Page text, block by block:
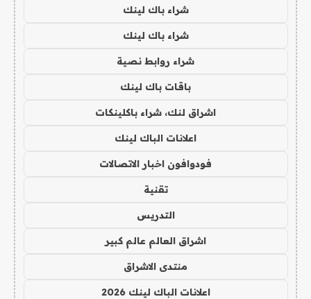
شراء باك لينك
شراء باك لينك
شراء روابط نصية
باقات باك لينك
اشراق لنك، شراء باكلينكات
اعلانات الباك لينك
فودوافون اخبار الاتصالات
تقنية
التدريس
اشراق العالم عالم كبير
منتدى الاشراق
اعلانات الباك لينك 2026